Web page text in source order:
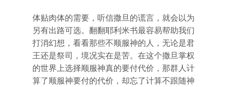
体贴肉体的需要，听信撒旦的谎言，就会以为
另有出路可选。翻翻耶利米书最容易帮助我们
打消幻想，看看那些不顺服神的人，无论是君
王还是祭司，境况实在是苦。在这个撒旦掌权
的世界上选择顺服神真的要付代价，那群人计
算了顺服神要付的代价，却忘了计算不跟随神